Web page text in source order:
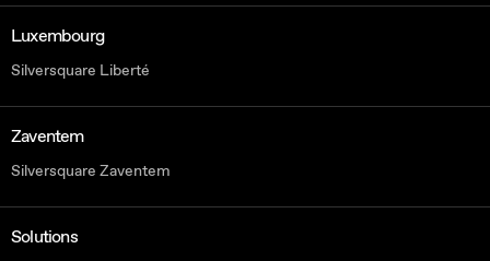
Luxembourg
Silversquare Liberté
Zaventem
Silversquare Zaventem
Solutions